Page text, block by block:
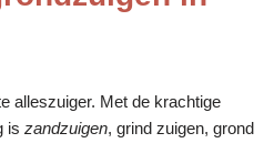
alleszuiger. Met de krachtige
is zandzuigen, grind zuigen, grond